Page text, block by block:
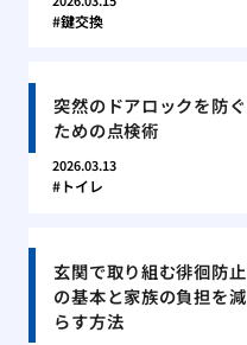
鍵交換
突然のドアロックを防ぐ
ための点検術
2026.03.13
トイレ
玄関で取り組む徘徊防止
の基本と家族の負担を減
らす方法